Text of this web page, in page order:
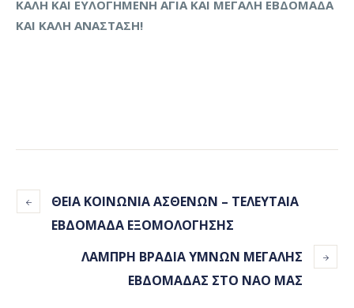
ΚΑΛΗ ΚΑΙ ΕΥΛΟΓΗΜΕΝΗ ΑΓΙΑ ΚΑΙ ΜΕΓΑΛΗ ΕΒΔΟΜΑΔΑ
ΚΑΙ ΚΑΛΗ ΑΝΑΣΤΑΣΗ!
ΘΕΙΑ ΚΟΙΝΩΝΙΑ ΑΣΘΕΝΩΝ – ΤΕΛΕΥΤΑΙΑ
ΕΒΔΟΜΑΔΑ ΕΞΟΜΟΛΟΓΗΣΗΣ
ΛΑΜΠΡΗ ΒΡΑΔΙΑ ΥΜΝΩΝ ΜΕΓΑΛΗΣ
ΕΒΔΟΜΑΔΑΣ ΣΤΟ ΝΑΟ ΜΑΣ